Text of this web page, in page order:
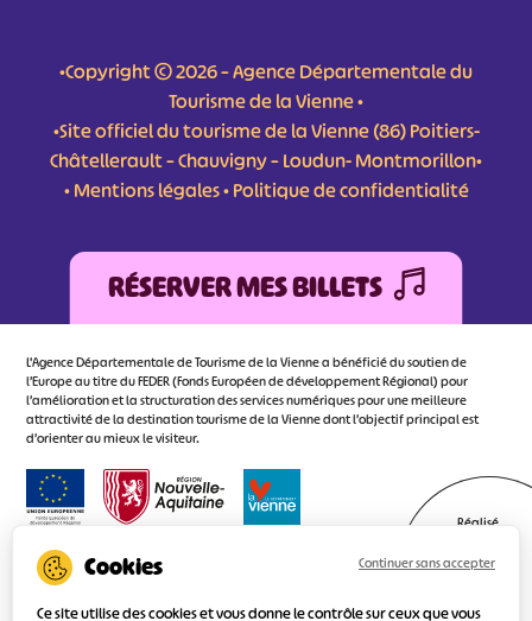
•Copyright © 2026 – Agence Départementale du
Tourisme de la Vienne •
•Site officiel du tourisme de la Vienne (86) Poitiers-
Châtellerault – Chauvigny – Loudun- Montmorillon•
•Mentions légales•Politique de confidentialité
RÉSERVER MES BILLETS
L'Agence Départementale de Tourisme de la Vienne a bénéficié du soutien de
l’Europe au titre du FEDER (Fonds Européen de développement Régional) pour
l’amélioration et la structuration des services numériques pour une meilleure
attractivité de la destination tourisme de la Vienne dont l’objectif principal est
d’orienter au mieux le visiteur.
Réalisé
Ce site utilise des cookies et vous donne le contrôle sur ceux que vous
Continuer sans accepter